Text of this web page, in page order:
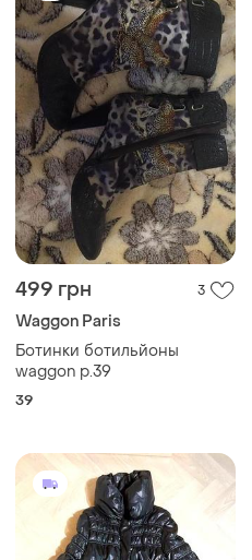
499 грн 3
Waggon Paris
Ботинки ботильйоны
waggon р.39
39